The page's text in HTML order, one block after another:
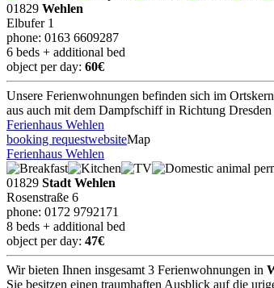
01829 Wehlen
Elbufer 1
phone: 0163 6609287
6 beds + additional bed
object per day: 60€
Unsere Ferienwohnungen befinden sich im
aus auch mit dem Dampfschiff in Richtung
Ferienhaus Wehlen
booking requestwebsiteMap
Ferienhaus Wehlen
01829 Stadt Wehlen
Rosenstraße 6
phone: 0172 9792171
8 beds + additional bed
object per day: 47€
Wir bieten Ihnen insgesamt 3 Ferienwohnungen in
Sie besitzen einen traumhaften Ausblick auf die